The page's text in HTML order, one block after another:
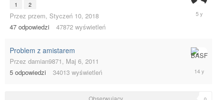
1 2
Przez przem, Styczeń 10, 2018
47 odpowiedzi 47872 wyświetleń
Marzec
30,
Problem z amistarem
Przez damian9871, Maj 6, 2011
5 odpowiedzi 34013 wyświetleń
Maj
2,
2012
Obserwujący